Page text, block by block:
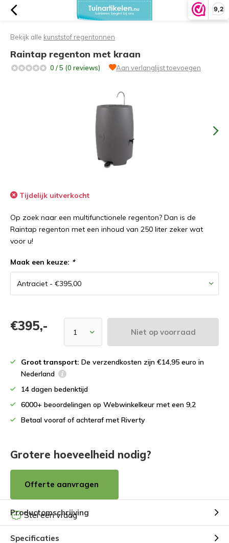
9,2
Bekijk alle kunststof regentonnen
Raintap regenton met kraan
0 / 5 (0 reviews) Aan verlanglijst toevoegen
Tijdelijk uitverkocht
Op zoek naar een multifunctionele regenton? Dan is de
Raintap regenton met een inhoud van 250 liter zeker wat
voor u!
Maak een keuze: *
€395,- Niet op voorraad
Groot transport: De verzendkosten zijn €14,95 euro in
Nederland
14 dagen bedenktijd
6000+ beoordelingen op Webwinkelkeur met een 9,2
Betaal vooraf of achteraf met Riverty
Grotere hoeveelheid nodig?
Offerte aanvragen
Stel een vraag
Productomschrijving
Specificaties